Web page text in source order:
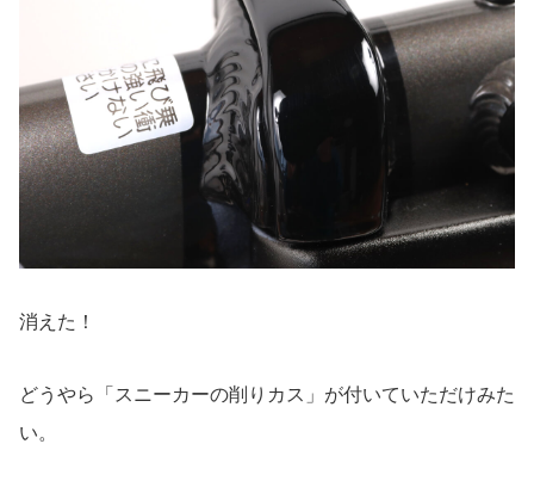
消えた！
どうやら「スニーカーの削りカス」が付いていただけみた
い。